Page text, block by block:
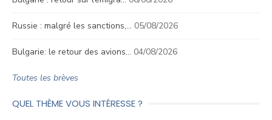
Russie : malgré les sanctions,… 05/08/2026
Bulgarie: le retour des avions… 04/08/2026
Toutes les brèves
QUEL THÈME VOUS INTÉRESSE ?